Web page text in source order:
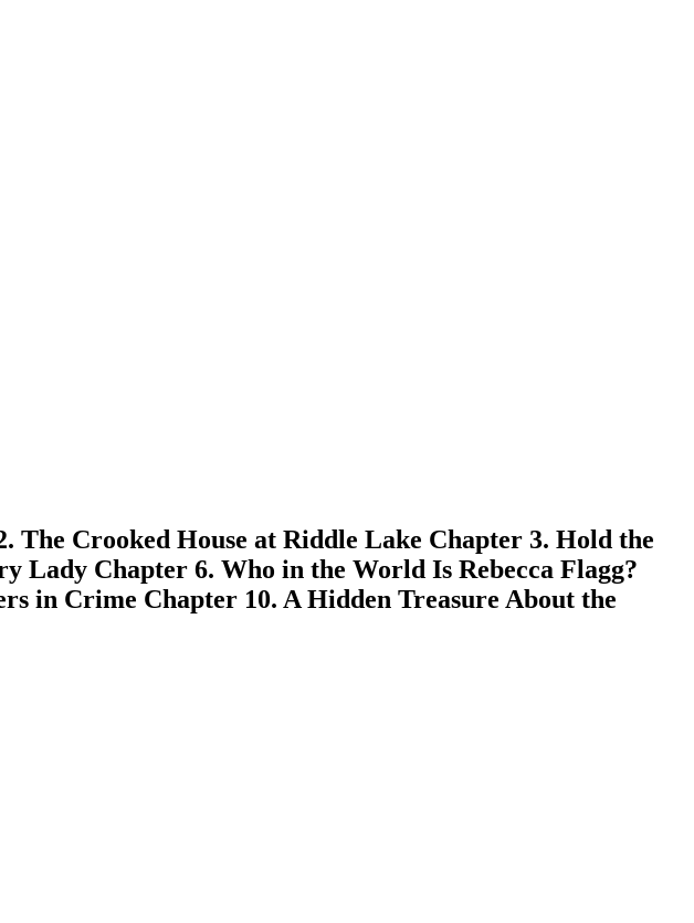
Crooked House at Riddle Lake Chapter 3. Hold the
Lady Chapter 6. Who in the World Is Rebecca Flagg?
in Crime Chapter 10. A Hidden Treasure About the